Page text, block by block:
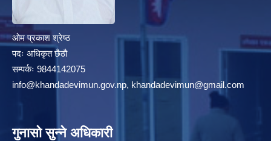
ओम प्रकाश श्रेष्ठ
पदः अधिकृत छैठौ
सम्पर्कः 9844142075
info@khandadevimun.gov.np, khandadevimun@gmail.com
गुनासो सुन्ने अधिकारी